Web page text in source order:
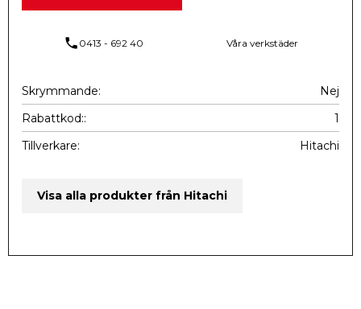
phone 0413 - 692 40 Våra verkstäder
Skrymmande
Nej
Rabattkod:
1
Tillverkare
Hitachi
Visa alla produkter från Hitachi